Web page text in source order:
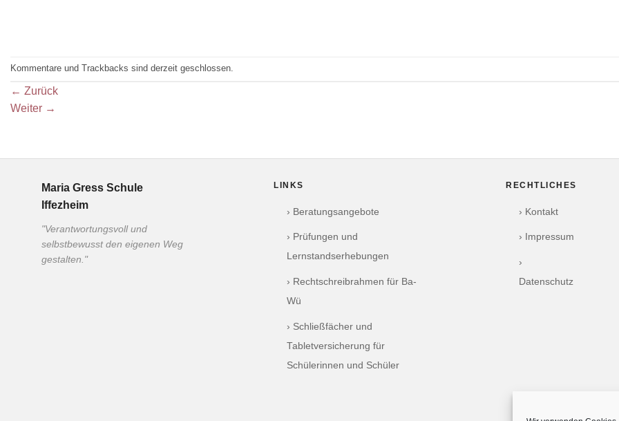
Kommentare und Trackbacks sind derzeit geschlossen.
← Zurück
Weiter →
Maria Gress Schule
Iffezheim
"Verantwortungsvoll und
selbstbewusst den eigenen Weg
gestalten."
LINKS
› Beratungsangebote
› Prüfungen und
Lernstandserhebungen
› Rechtschreibrahmen für Ba-
Wü
› Schließfächer und
Tabletversicherung für
Schülerinnen und Schüler
RECHTLICHES
› Kontakt
› Impressum
›
Datenschutz